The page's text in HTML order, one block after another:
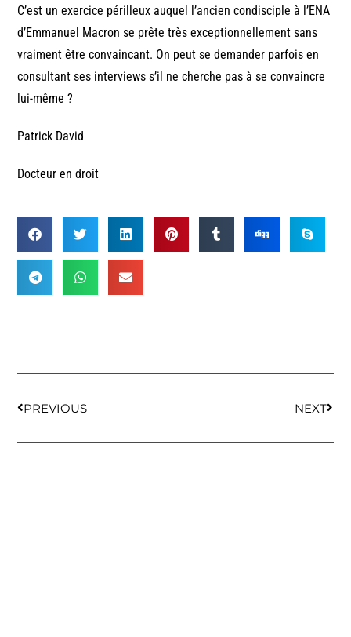
C’est un exercice périlleux auquel l’ancien condisciple à l’ENA
d’Emmanuel Macron se prête très exceptionnellement sans
vraiment être convaincant. On peut se demander parfois en
consultant ses interviews s’il ne cherche pas à se convaincre
lui-même ?
Patrick David
Docteur en droit
PREVIOUS NEXT